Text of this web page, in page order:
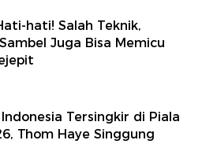
hati! Salah Teknik,
Juga Bisa Memicu
Tersingkir di Piala
Thom Haye Singgung